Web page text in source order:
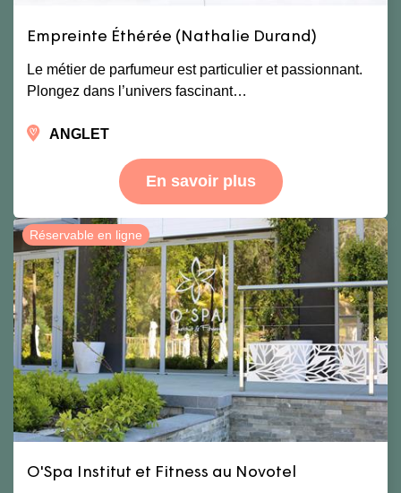
Empreinte Éthérée (Nathalie Durand)
Le métier de parfumeur est particulier et passionnant.
Plongez dans l’univers fascinant…
ANGLET
En savoir plus
Réservable en ligne
O'Spa Institut et Fitness au Novotel